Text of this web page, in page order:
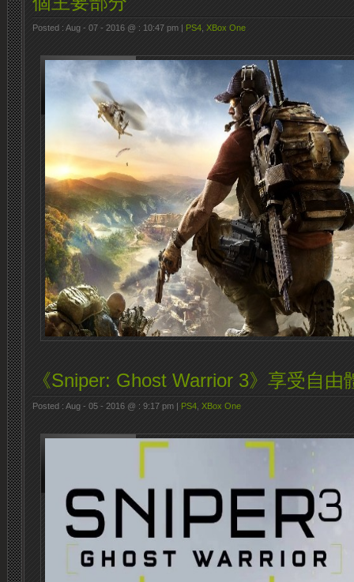
Posted : Aug - 07 - 2016 @ : 10:47 pm | PS4 XBox One
《Sniper: Ghost Warrior 3》享受自由
Posted : Aug - 05 - 2016 @ : 9:17 pm | PS4 XBox One